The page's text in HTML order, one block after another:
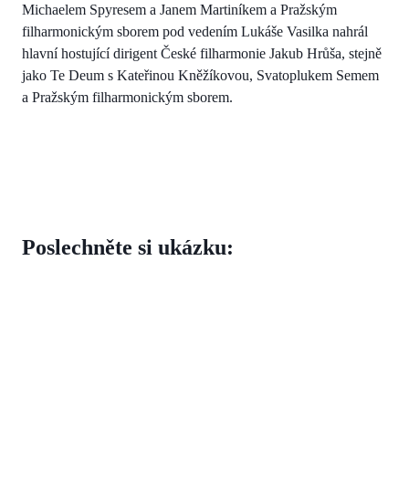
Michaelem Spyresem a Janem Martiníkem a Pražským
filharmonickým sborem pod vedením Lukáše Vasilka nahrál
hlavní hostující dirigent České filharmonie Jakub Hrůša, stejně
jako Te Deum s Kateřinou Kněžíkovou, Svatoplukem Semem
a Pražským filharmonickým sborem.
Poslechněte si ukázku: